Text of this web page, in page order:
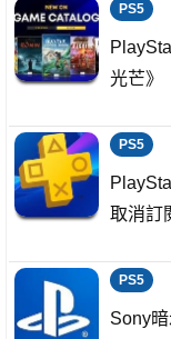
PS5
光芒》
PS5
取消訂
PS5
Sony